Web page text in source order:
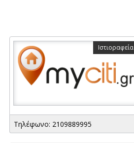
Ιστιοραφεία
Τηλέφωνο: 2109889995